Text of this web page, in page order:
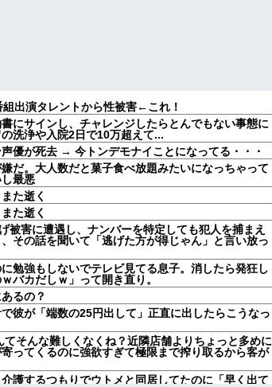
組出演タレントから性被害←これ！
にサインし、チャレンジしたらとんでもない事態に
洗浄や入院2日で10万超えて...
声優が死去 → 今トンデモナイことになってる・・・
だ。大人数だと菓子食べ放題みたいになっちゃって
最悪
た逝く
た逝く
被害に遭遇し、ナンバーを特定しても犯人を捕まえ
その話を聞いて「逃げた方が得じゃん」と言い放っ
勉強もしないでテレビ見てる息子。消したら発狂し
バカだしｗ」って開き直り。
るの？
彼が「端数の25円出して」正直に出したらこうなっ
てそんな難しくなくね？近隣店舗よりちょっと多めに
ってくるのに強欲すぎて極限まで搾り取るから客が
護するつもりでウトメと同居してたのに「早く出て